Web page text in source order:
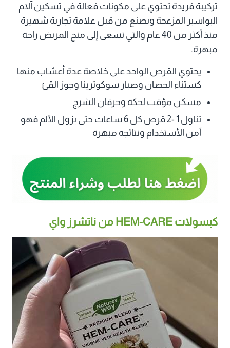
تركيبة فريدة تحتوي على مكونات فعالة في تسكين آلام
البواسير المزعجة ويصنع من قبل علامة تجارية شهيرة
منذ أكثر من 40 عام والتي تسعى إلى منح المريض راحة
مبهرة.
يحتوي القرص الواحد على خلاصة عدة أعشاب منها
كستناء الحصان وصبار سوكوترينا وجوز القئ
مسكن مؤقت لحكة وحرقان الشرج
تناول 1 -2 قرص كل 6 ساعات حتى يزول الألم فهو
آمن الأستخدام ونتائجه مبهرة
كبسولات HEM-CARE من ناتشرز واي